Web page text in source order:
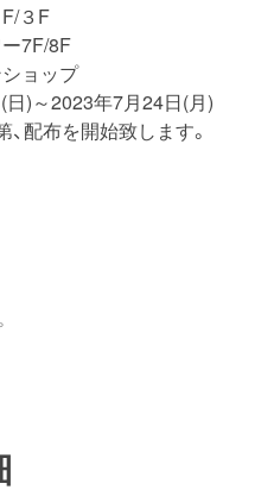
３F
7F/8F
ョップ
)～2023年7月24日(月)
配布を開始致します。